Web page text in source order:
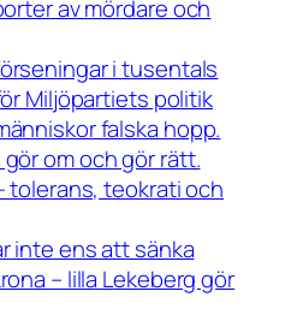
av mördare och
i tusentals
Miljöpartiets politik
falska hopp.
om och gör rätt.
tolerans, teokrati och
inte ens att sänka
– lilla Lekeberg gör